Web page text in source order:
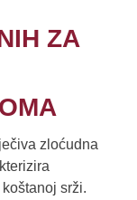
ZA
zloćudna
srži.